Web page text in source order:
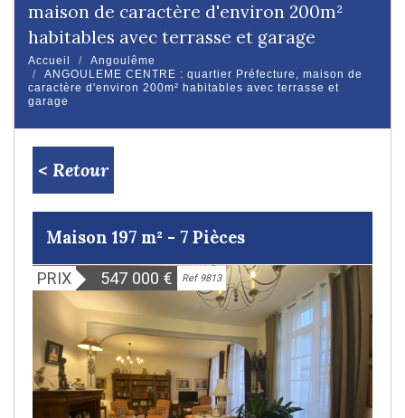
maison de caractère d'environ 200m²
habitables avec terrasse et garage
Accueil
Angoulême
ANGOULEME CENTRE : quartier Préfecture, maison de
caractère d'environ 200m² habitables avec terrasse et
garage
< Retour
Maison 197 m² - 7 Pièces
PRIX 547 000 € Ref 9813